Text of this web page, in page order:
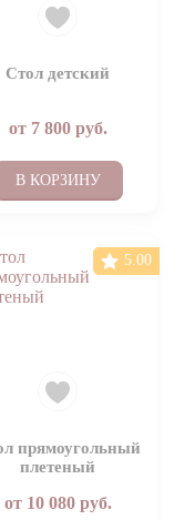
Стол детский
от 7 800руб.
В КОРЗИНУ
прямоугольный
плетеный
от 10 080руб.
5.00